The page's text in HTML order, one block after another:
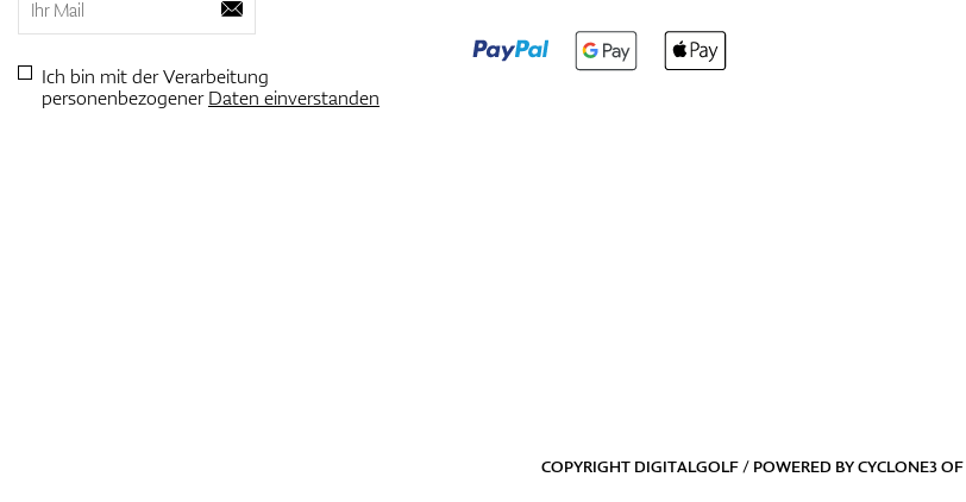
Ich bin mit der Verarbeitung
personenbezogenerDaten einverstanden
COPYRIGHT DIGITALGOLF / POWERED BYCYCLONE3OF